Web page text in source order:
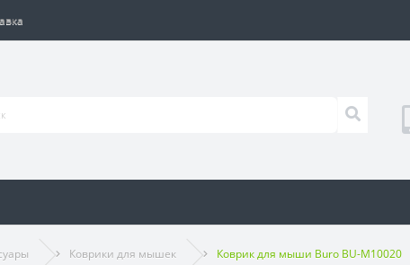
Коврики для мышек Коврик для мыши Buro BU-M10020